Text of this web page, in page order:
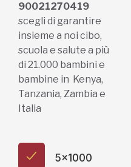
90021270419
scegli di garantire
insieme a noi cibo,
scuola e salute a più
di 21.000 bambini e
bambine in Kenya,
Tanzania, Zambia e
Italia
5x1000